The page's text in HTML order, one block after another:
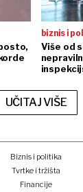
biznis i
Više od
UČITAJ VIŠE
Biznis i politika
Tvrtke i tržišta
Financije